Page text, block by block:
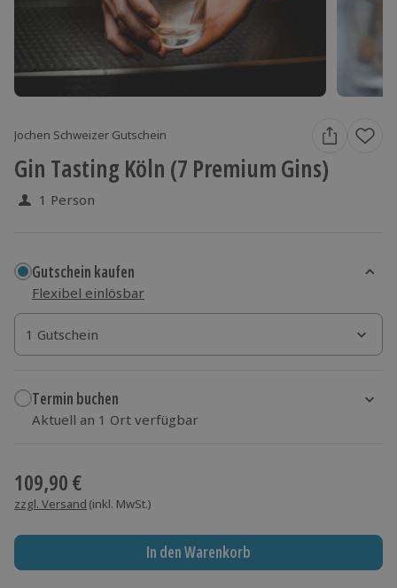
Jochen Schweizer Gutschein
Gin Tasting Köln (7 Premium Gins)
1 Person
Gutschein kaufen
Flexibel einlösbar
1 Gutschein
1 Gutschein
1 Gutschein
Termin buchen
Aktuell an 1 Ort verfügbar
109,90 €
zzgl. Versand (inkl. MwSt.)
In den Warenkorb